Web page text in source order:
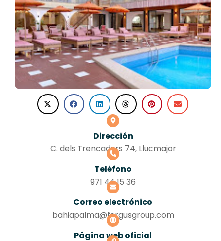
Dirección
C. dels Trencadors 74, Llucmajor
Teléfono
971 44 15 36
Correo electrónico
bahiapaIma@fergusgroup.com
Página web oficial